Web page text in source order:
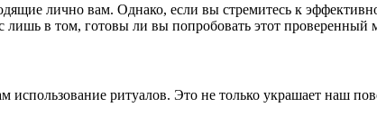
лично вам. Однако, если вы стремитесь к
в том, готовы ли вы попробовать этот проверенный
ритуалов. Это не только украшает наш